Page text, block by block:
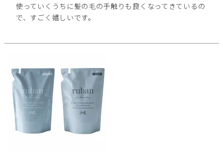
使っていくうちに髪の毛の手触りも良くなってきているの